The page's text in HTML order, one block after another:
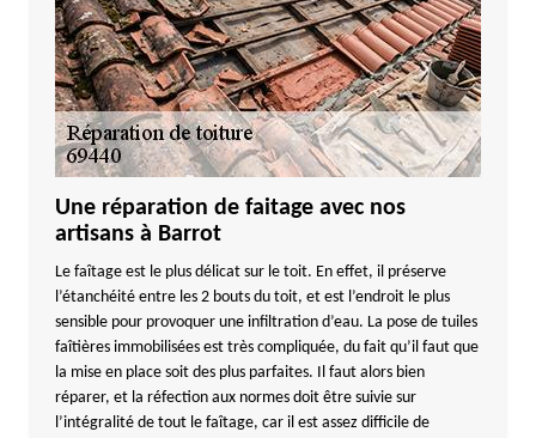
Une réparation de faitage avec nos
artisans à Barrot
Le faîtage est le plus délicat sur le toit. En effet, il préserve
l’étanchéité entre les 2 bouts du toit, et est l’endroit le plus
sensible pour provoquer une infiltration d’eau. La pose de tuiles
faîtières immobilisées est très compliquée, du fait qu’il faut que
la mise en place soit des plus parfaites. Il faut alors bien
réparer, et la réfection aux normes doit être suivie sur
l’intégralité de tout le faîtage, car il est assez difficile de